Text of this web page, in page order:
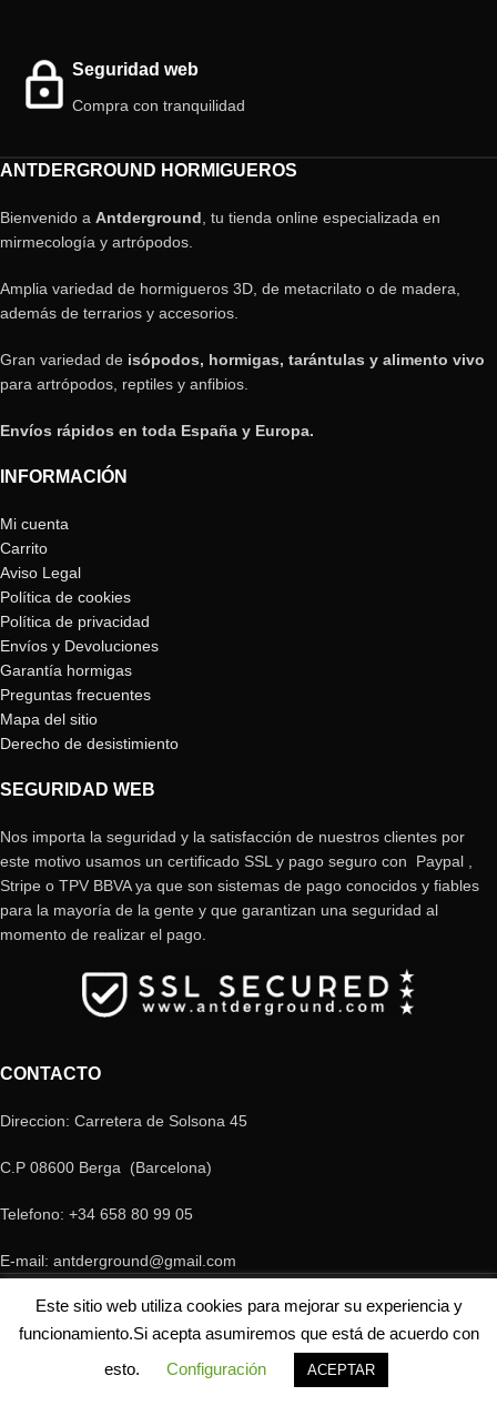
Seguridad web
Compra con tranquilidad
ANTDERGROUND HORMIGUEROS
Bienvenido a Antderground , tu tienda online especializada en
mirmecología y artrópodos.
Amplia variedad de hormigueros 3D, de metacrilato o de madera,
además de terrarios y accesorios.
Gran variedad de isópodos, hormigas, tarántulas y alimento vivo
para artrópodos, reptiles y anfibios.
Envíos rápidos en toda España y Europa.
INFORMACIÓN
Mi cuenta
Carrito
Aviso Legal
Política de cookies
Política de privacidad
Envíos y Devoluciones
Garantía hormigas
Preguntas frecuentes
Mapa del sitio
Derecho de desistimiento
SEGURIDAD WEB
Nos importa la seguridad y la satisfacción de nuestros clientes por
este motivo usamos un certificado SSL y pago seguro con Paypal ,
Stripe o TPV BBVA ya que son sistemas de pago conocidos y fiables
para la mayoría de la gente y que garantizan una seguridad al
momento de realizar el pago.
CONTACTO
Direccion: Carretera de Solsona 45
C.P 08600 Berga (Barcelona)
Telefono: +34 658 80 99 05
E-mail: antderground@gmail.com
Este sitio web utiliza cookies para mejorar su experiencia y
funcionamiento.Si acepta asumiremos que está de acuerdo con
esto.
Configuración ACEPTAR